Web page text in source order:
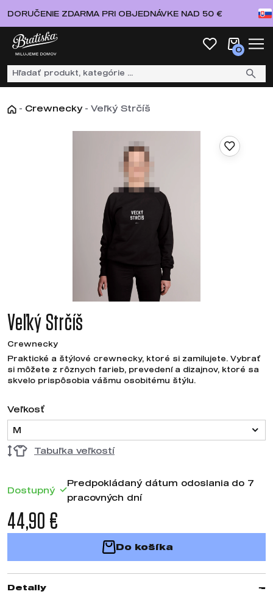
DORUČENIE ZDARMA PRI OBJEDNÁVKE NAD 50 €
0
- Crewnecky - Veľký Strčíš
Veľký Strčíš
Crewnecky
Praktické a štýlové crewnecky, ktoré si zamilujete. Vybrať
si môžete z rôznych farieb, prevedení a dizajnov, ktoré sa
skvelo prispôsobia vášmu osobitému štýlu.
Veľkosť
M
Tabuľka veľkostí
Dostupný
Predpokládaný dátum odoslania do 7
pracovných dní
44,90 €
Do košíka
Detaily